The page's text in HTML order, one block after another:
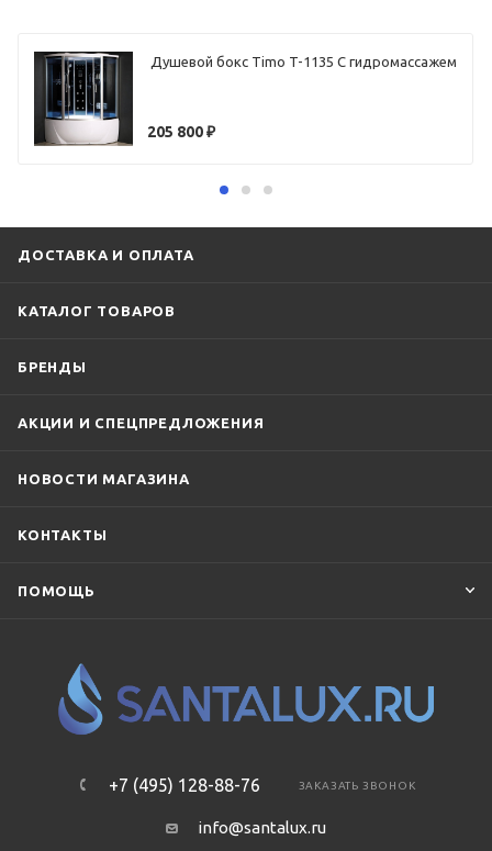
Душевой бокс Timo T-1135 С гидромассажем
205 800₽
ДОСТАВКА И ОПЛАТА
КАТАЛОГ ТОВАРОВ
БРЕНДЫ
АКЦИИ И СПЕЦПРЕДЛОЖЕНИЯ
НОВОСТИ МАГАЗИНА
КОНТАКТЫ
ПОМОЩЬ
+7 (495) 128-88-76 ЗАКАЗАТЬ ЗВОНОК
info@santalux.ru